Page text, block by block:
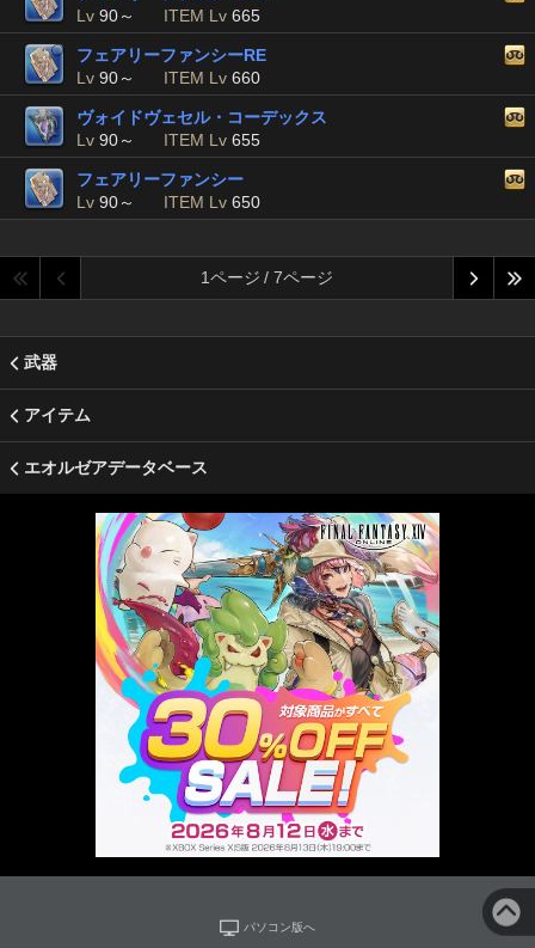
Lv 90～ ITEM Lv 665
フェアリーファンシーRE
Lv 90～ ITEM Lv 660
ヴォイドヴェセル・コーデックス
Lv 90～ ITEM Lv 655
フェアリーファンシー
Lv 90～ ITEM Lv 650
1ページ / 7ページ
武器
アイテム
エオルゼアデータベース
パソコン版へ